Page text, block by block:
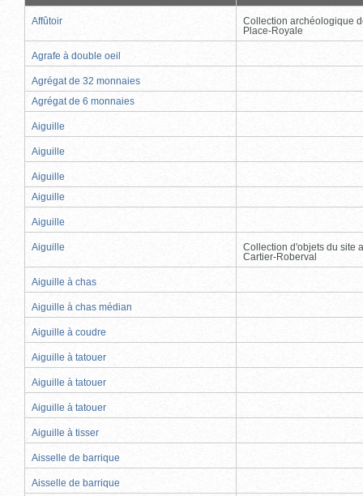
Affûtoir
Collection archéologique
Place-Royale
Agrafe à double oeil
Agrégat de 32 monnaies
Agrégat de 6 monnaies
Aiguille
Aiguille
Aiguille
Aiguille
Aiguille
Aiguille
Collection d'objets du site
Cartier-Roberval
Aiguille à chas
Aiguille à chas médian
Aiguille à coudre
Aiguille à tatouer
Aiguille à tatouer
Aiguille à tatouer
Aiguille à tisser
Aisselle de barrique
Aisselle de barrique